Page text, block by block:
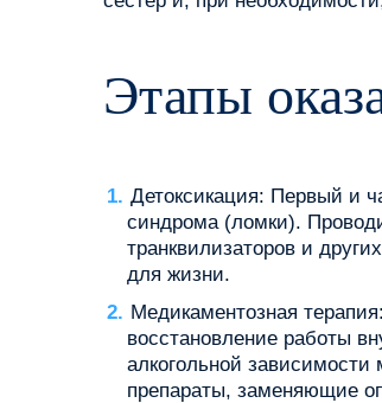
Этапы
Детоксикация: Первый и
синдрома (ломки).
транквилизаторов и
для жизни.
Медикаментозная
восстановление работы
алкогольной
препараты, заменяющие